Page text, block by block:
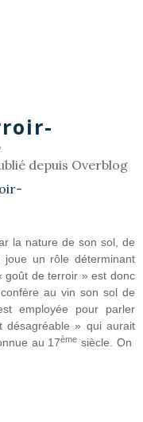
depuis Overblog
la nature de son sol, de
un rôle déterminant
goût de terroir » est donc
au vin son sol de
employée pour parler
désagréable » qui aurait
au 17ème siècle. On